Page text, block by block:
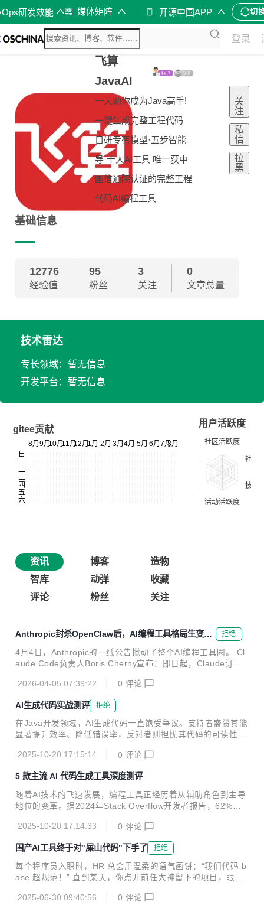
研发效能 媒体矩阵 开源中国APP 切
登录
飞算
JavaAI
一天助你成为Java高手!
一键生成完整工程代码
自研专有模型·五步智能
导·十大AI工具 唯一获中
国信通院认证的完整工程
代码AI编程工具
+
关
注
私
信
拉
黑
基础信息
12776
经验值
95
粉丝
3
关注
0
文章总量
技术雷达
专长领域：暂无信息
开发平台：暂无信息
gitee贡献
用户活跃度
资讯 博客
造物
智库
动弹
收藏
评论
粉丝 关注
Anthropic封杀OpenClaw后，AI编程工具格局生变：
国产工具的机会在哪里
拒绝
4月4日，Anthropic的一纸公告搅动了整个AI编程工具圈。 Cl
aude Code负责人Boris Cherny宣布：即日起，Claude订阅
量优先保障产品自身和API用户"。曾试图调解的OpenClaw创
始人Peter Steinberger也只能将政策推迟了一周。 这意味着
什么？ 海外工具收紧，国内工具崛起。 过去两年，Claude C
ode + OpenClaw组合是国内开发者调用Claude能力的主流方
式。如今这条路被堵上，Copilot/Gemini在国内的合规问题始
2026-04-05 07:39:22 0 评论
AI生成代码实战测评 拒绝
在Java开发领域，AI生成代码一直饱受争议。支持者盛赞其能
显著提升效率、降低错误率，反对者则担忧其代码的可读性与
单管理系统展开了为期两周的实战测试。结果令人瞩目：AI生
码，部分模块开发周期大幅缩减70%。本文将通过真实案例，
深度剖析AI代码的非凡实力。 一、空指针防御：AI的“零容忍”
策略 传统代码的“隐形炸弹” 在用户信息处理模块，传统开发
高 public String getUserName(User user) { ...
2025-10-20 17:15:14 0 评论
5 款主流 AI 代码生成工具深度测评
随着AI技术的飞速发展，编程工具正经历着从辅助角色到主导
地位的变革。据2024年Stack Overflow开发者报告，62%的
且功能趋同，如何挑选最适合自己的工具，成为开发者面临的
新课题。本文精心挑选了五款主流AI代码生成工具，从核心能
力、应用场景等维度进行深度剖析，为开发者提供选型指南。
一、飞算JavaAI：Java开发的全能助手 核心优势 智能需求解
析：通过自然语言交互，实现从需求分析到代码生成的全程自
付、配送等模块的代码，并支持实时调整需求。 一键生成完整
2025-10-20 17:14:33 0 评论
国产AI工具终于对"屎山代码"下手了 拒绝
每个程序员入职时，HR 总会用温柔的语气画饼：“我们代码 b
ase 超规范！” 直到某天，你点开前任大神留下的项目，眼前
“屎山代码” 的深渊。这些代码毫无结构可言，函数动辄上千
2025-06-30 09:40:56 0 评论